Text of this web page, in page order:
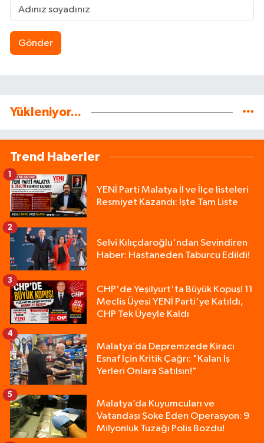
Gönder
Yükleniyor...
Trend Haberler
YENİ Parti Malatya İl ve İlçe listeleri
Resmiyet Kazandı: İşte Tam Liste
1
Selvi Kılıçdaroğlu'ndan Sevindiren
Haber: Hastaneden Taburcu Edildi!
2
CHP'de Yeşilyurt'ta Büyük Kopuş! 11
Meclis Üyesi YENİ Parti'ye Katıldı,
CHP Tek Üyeyle Kaldı
3
Malatya’da Depremzede Kiracı
Esnaf İçin Kritik Çağrı: "Kalan İş
Yerleri Onlara Satılsın!"
4
Malatya’da Kuyumcuları ve
Vatandaşı Şoke Eden Operasyon: 9
Milyonluk Tuzağı Polis Bozdu!
5